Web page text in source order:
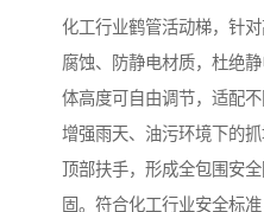
化工行业鹤管活动梯，针
腐蚀、防静电材质，杜绝
体高度可自由调节，适配
增强雨天、油污环境下的
顶部扶手，形成全包围安
固。符合化工行业安全标